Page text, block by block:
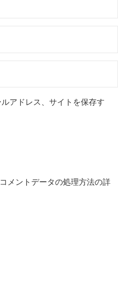
アドレス、サイトを保存す
コメントデータの処理方法の詳